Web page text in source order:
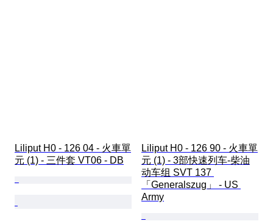
Liliput H0 - 126 04 - 火車單
元 (1) - 三件套 VT06 - DB
Liliput H0 - 126 90 - 火車單
元 (1) - 3部快速列车-柴油
动车组 SVT 137
「Generalszug」 - US
Army